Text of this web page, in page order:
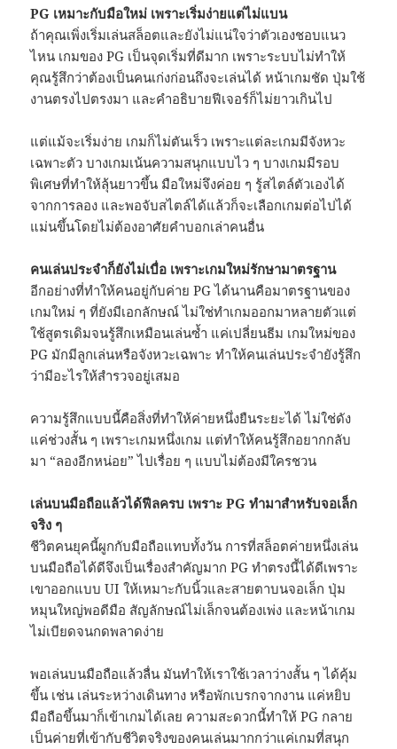
PG เหมาะกับมือใหม่ เพราะเริ่มง่ายแต่ไม่แบน
ถ้าคุณเพิ่งเริ่มเล่นสล็อตและยังไม่แน่ใจว่าตัวเองชอบแนว
ไหน เกมของ PG เป็นจุดเริ่มที่ดีมาก เพราะระบบไม่ทำให้
คุณรู้สึกว่าต้องเป็นคนเก่งก่อนถึงจะเล่นได้ หน้าเกมชัด ปุ่มใช้
งานตรงไปตรงมา และคำอธิบายฟีเจอร์ก็ไม่ยาวเกินไป
แต่แม้จะเริ่มง่าย เกมก็ไม่ตันเร็ว เพราะแต่ละเกมมีจังหวะ
เฉพาะตัว บางเกมเน้นความสนุกแบบไว ๆ บางเกมมีรอบ
พิเศษที่ทำให้ลุ้นยาวขึ้น มือใหม่จึงค่อย ๆ รู้สไตล์ตัวเองได้
จากการลอง และพอจับสไตล์ได้แล้วก็จะเลือกเกมต่อไปได้
แม่นขึ้นโดยไม่ต้องอาศัยคำบอกเล่าคนอื่น
คนเล่นประจำก็ยังไม่เบื่อ เพราะเกมใหม่รักษามาตรฐาน
อีกอย่างที่ทำให้คนอยู่กับค่าย PG ได้นานคือมาตรฐานของ
เกมใหม่ ๆ ที่ยังมีเอกลักษณ์ ไม่ใช่ทำเกมออกมาหลายตัวแต่
ใช้สูตรเดิมจนรู้สึกเหมือนเล่นซ้ำ แค่เปลี่ยนธีม เกมใหม่ของ
PG มักมีลูกเล่นหรือจังหวะเฉพาะ ทำให้คนเล่นประจำยังรู้สึก
ว่ามีอะไรให้สำรวจอยู่เสมอ
ความรู้สึกแบบนี้คือสิ่งที่ทำให้ค่ายหนึ่งยืนระยะได้ ไม่ใช่ดัง
แค่ช่วงสั้น ๆ เพราะเกมหนึ่งเกม แต่ทำให้คนรู้สึกอยากกลับ
มา “ลองอีกหน่อย” ไปเรื่อย ๆ แบบไม่ต้องมีใครชวน
เล่นบนมือถือแล้วได้ฟีลครบ เพราะ PG ทำมาสำหรับจอเล็ก
จริง ๆ
ชีวิตคนยุคนี้ผูกกับมือถือแทบทั้งวัน การที่สล็อตค่ายหนึ่งเล่น
บนมือถือได้ดีจึงเป็นเรื่องสำคัญมาก PG ทำตรงนี้ได้ดีเพราะ
เขาออกแบบ UI ให้เหมาะกับนิ้วและสายตาบนจอเล็ก ปุ่ม
หมุนใหญ่พอดีมือ สัญลักษณ์ไม่เล็กจนต้องเพ่ง และหน้าเกม
ไม่เบียดจนกดพลาดง่าย
พอเล่นบนมือถือแล้วลื่น มันทำให้เราใช้เวลาว่างสั้น ๆ ได้คุ้ม
ขึ้น เช่น เล่นระหว่างเดินทาง หรือพักเบรกจากงาน แค่หยิบ
มือถือขึ้นมาก็เข้าเกมได้เลย ความสะดวกนี้ทำให้ PG กลาย
เป็นค่ายที่เข้ากับชีวิตจริงของคนเล่นมากกว่าแค่เกมที่สนุก